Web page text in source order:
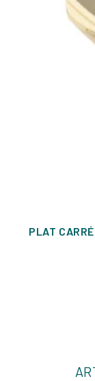
PLAT